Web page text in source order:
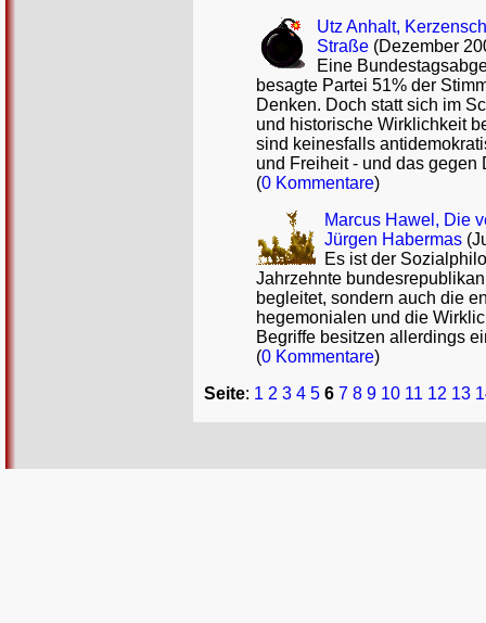
Utz Anhalt,
Straße (Dezember
Eine
besagte Partei 51% der
Denken. Doch statt sich im
und historische Wirklichkeit
sind keinesfalls
und Freiheit - und das gegen
(0 Kommentare)
Marcus Hawel, Die
Jürgen Habermas
Es ist der
Jahrzehnte
begleitet, sondern auch die
hegemonialen und die
Begriffe besitzen allerdings
(0 Kommentare)
Seite: 1 2 3 4 5 6 7 8 9 10 11 12 13